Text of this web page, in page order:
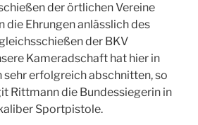
der örtlichen Vereine
die Ehrungen anlässlich des
der BKV
Kameradschaft hat hier in
sehr erfolgreich abschnitten, so
Rittmann die Bundessiegerin in
Sportpistole.